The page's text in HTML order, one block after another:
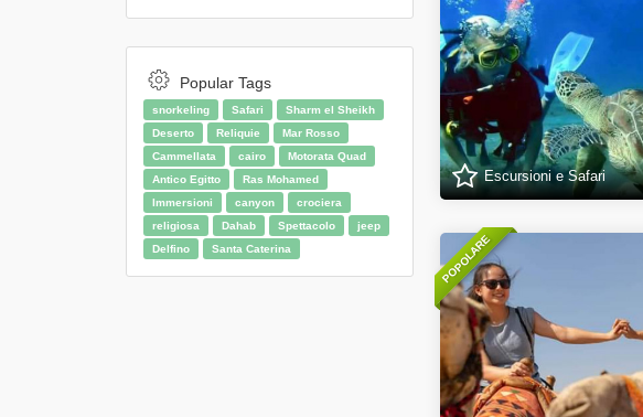
Popular Tags
snorkeling Safari
Sharm el Sheikh
Deserto
Reliquie
Mar Rosso
Cammellata
cairo
Motorata Quad
Antico Egitto
Ras Mohamed
Immersioni
canyon
crociera
religiosa
Dahab Spettacolo
jeep
Delfino
Santa Caterina
Escursioni e Safari
POPOLARE